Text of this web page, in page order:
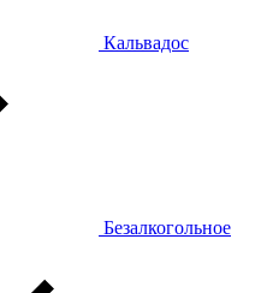
Кальвадос
Безалкогольное